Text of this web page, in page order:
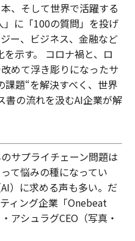
、そして世界で活躍する
に「100の質問」を投げ
ー、ビジネス、金融など
示す。 コロナ禍と、ロ
めて浮き彫りになったサ
課題“を解決すべく、世界
書の流れを汲むAI企業が解
サプライチェーン問題は
て悩みの種になってい
）に求める声も多い。だ
ィング企業「Onebeat
アシュラグCEO（写真・